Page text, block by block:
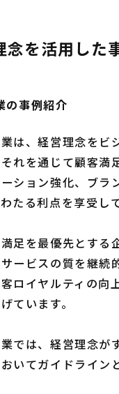
念を活用した
事例紹介
は、経営理念をビ
れを通じて顧客満
ション強化、ブラ
たる利点を享受し
足を最優先とする
ービスの質を継続
ロイヤルティの向
ています。
では、経営理念が
いてガイドライン